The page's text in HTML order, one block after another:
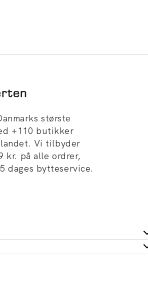
største
+110 butikker
Vi tilbyder
kr. på alle ordrer,
dages bytteservice.